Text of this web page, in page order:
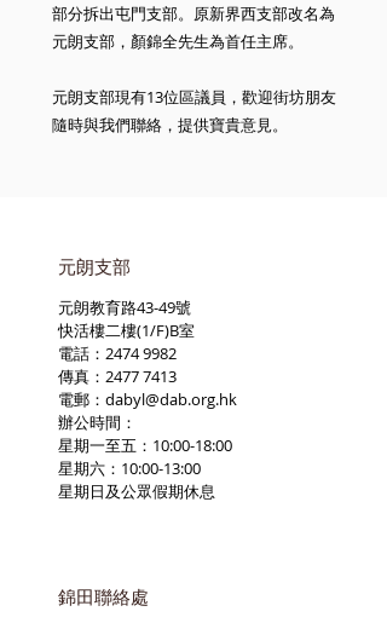
部分拆出屯門支部。原新界西支部改名為
元朗支部，顏錦全先生為首任主席。
元朗支部現有13位區議員，歡迎街坊朋友
隨時與我們聯絡，提供寶貴意見。
元朗支部
元朗教育路43-49號
快活樓二樓(1/F)B室
電話：2474 9982
傳真：2477 7413
電郵： dabyl@dab.org.hk
辦公時間：
星期一至五：10:00-18:00
星期六：10:00-13:00
星期日及公眾假期休息
錦田聯絡處